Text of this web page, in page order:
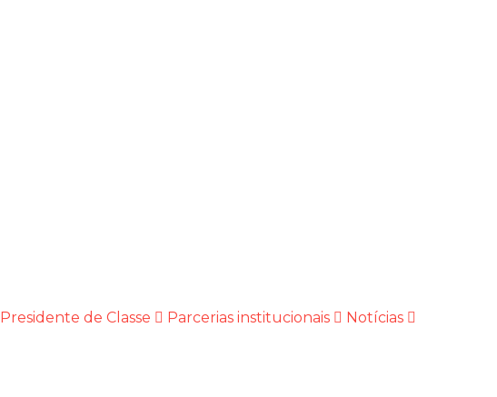
Presidente de Classe Parcerias institucionais
Notícias